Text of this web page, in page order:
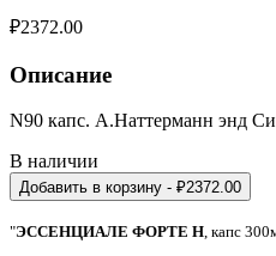
₽2372.00
Описание
N90 капс. А.Наттерманн энд
В наличии
Добавить в корзину - ₽2372.00
"ЭССЕНЦИАЛЕ ФОРТЕ H, капс